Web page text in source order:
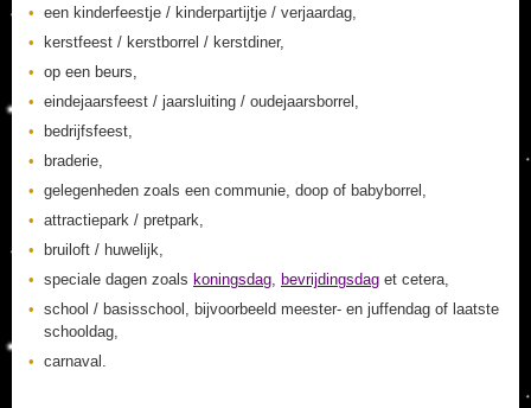
een kinderfeestje / kinderpartijtje / verjaardag,
kerstfeest / kerstborrel / kerstdiner,
op een beurs,
eindejaarsfeest / jaarsluiting / oudejaarsborrel,
bedrijfsfeest,
braderie,
gelegenheden zoals een communie, doop of babyborrel,
attractiepark / pretpark,
bruiloft / huwelijk,
speciale dagen zoals koningsdag, bevrijdingsdag et cetera,
school / basisschool, bijvoorbeeld meester- en juffendag of laatste
schooldag,
carnaval.